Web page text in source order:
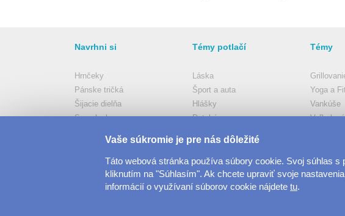
Navrhni si
Hrnčeky
Pánske tričká
Šijacie dielňa
Samolepky
Dámske tričká
Témy potlačí
Láska
Šport a auta
Hlášky
Detské
Humor
Ostatné
Všetko..
Témy
Yoga a
Vankúše
Vesmír
Vaše súkromie je pre nás dôležité
Táto webová stránka používa súbory cookie. Svoj súhlas
kliknutím na "Súhlasím". Ak chcete upraviť svoje
informácií o využívaní súborov cookie nájdete tu.